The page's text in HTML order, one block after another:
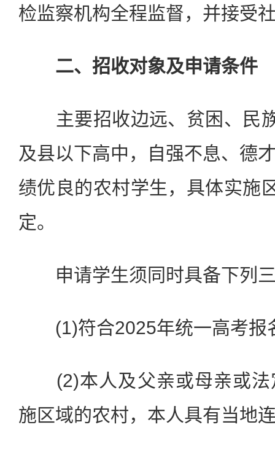
检监察机构全程监督，并接受
二、招收对象及申请条件
主要招收边远、贫困、民
及县以下高中，自强不息、德
绩优良的农村学生，具体实施
定。
申请学生须同时具备下列三
(1)符合2025年统一高考报
(2)本人及父亲或母亲或法
施区域的农村，本人具有当地